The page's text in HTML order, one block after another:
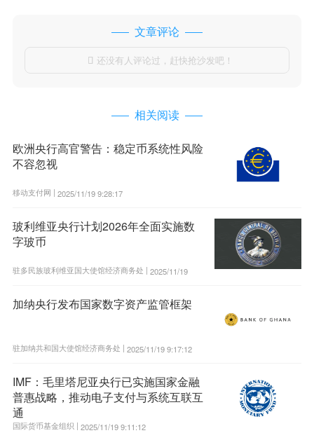
文章评论
 还没有人评论过，赶快抢沙发吧！
相关阅读
欧洲央行高官警告：稳定币系统性风险
不容忽视
移动支付网 | 2025/11/19 9:28:17
玻利维亚央行计划2026年全面实施数
字玻币
驻多民族玻利维亚国大使馆经济商务处 | 2025/11/19
加纳央行发布国家数字资产监管框架
驻加纳共和国大使馆经济商务处 | 2025/11/19 9:17:12
IMF：毛里塔尼亚央行已实施国家金融
普惠战略，推动电子支付与系统互联互
通
国际货币基金组织 | 2025/11/19 9:11:12